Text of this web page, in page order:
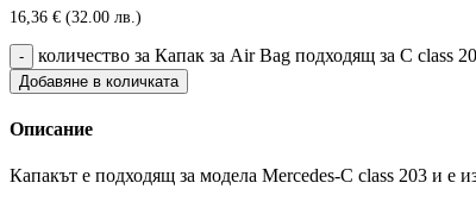
16,36 € (32.00 лв.)
количество за Капак за Air Bag подходящ за C class
Добавяне в количката
Описание
Капакът е подходящ за модела Mercedes-C class 203 и е